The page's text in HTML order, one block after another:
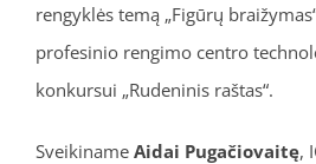
rengyklės temą „Figūrų
profesinio rengimo centro
konkursui „Rudeninis raštas“.
Sveikiname Aidai Pugačiovaitę,